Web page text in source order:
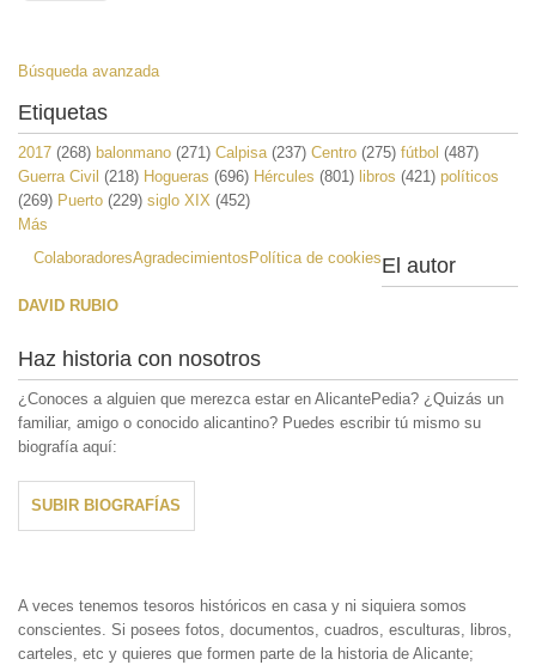
Búsqueda avanzada
Etiquetas
2017 (268) balonmano (271) Calpisa (237) Centro (275) fútbol (487)
Guerra Civil (218) Hogueras (696) Hércules (801) libros (421) políticos
(269) Puerto (229) siglo XIX (452)
Más
ColaboradoresAgradecimientos Política de cookiesEl autor
DAVID RUBIO
Haz historia con nosotros
¿Conoces a alguien que merezca estar en AlicantePedia? ¿Quizás un
familiar, amigo o conocido alicantino? Puedes escribir tú mismo su
biografía aquí:
SUBIR BIOGRAFÍAS
A veces tenemos tesoros históricos en casa y ni siquiera somos
conscientes. Si posees fotos, documentos, cuadros, esculturas, libros,
carteles, etc y quieres que formen parte de la historia de Alicante;